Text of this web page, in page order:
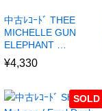
中古ﾚｺｰﾄﾞ THEE
MICHELLE GUN
ELEPHANT …
¥4,330
SOLD